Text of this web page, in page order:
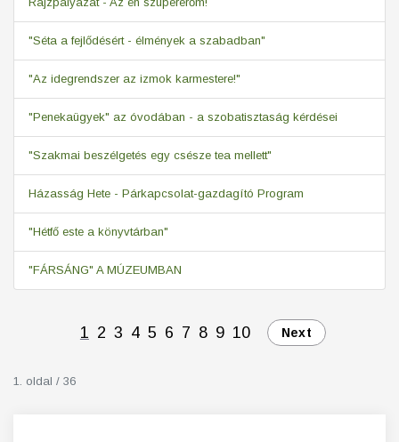
"Séta a fejlődésért - élmények a szabadban"
"Az idegrendszer az izmok karmestere!"
"Penekaügyek" az óvodában - a szobatisztaság kérdései
"Szakmai beszélgetés egy csésze tea mellett"
Házasság Hete - Párkapcsolat-gazdagító Program
"Hétfő este a könyvtárban"
"FÁRSÁNG" A MÚZEUMBAN
1 2 3 4 5 6 7 8 9 10 Next
1. oldal / 36